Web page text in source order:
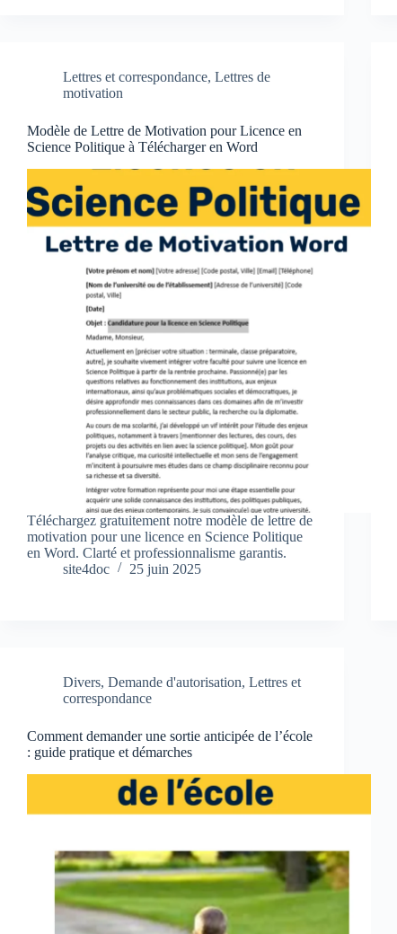
Lettres et correspondance, Lettres de
motivation
Modèle de Lettre de Motivation pour Licence en
Science Politique à Télécharger en Word
Téléchargez gratuitement notre modèle de lettre de
motivation pour une licence en Science Politique
en Word. Clarté et professionnalisme garantis.
site4doc
25 juin 2025
Divers, Demande d'autorisation, Lettres et
correspondance
Comment demander une sortie anticipée de l’école
: guide pratique et démarches